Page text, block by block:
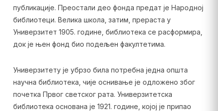
публикације. Преостали део фонда предат је Народној
библиотеци. Велика школа, затим, прераста у
Универзитет 1905. године, библиотека се расформира,
док је њен фонд био подељен факултетима.
Универзитету је убрзо била потребна једна општа
научна библиотека, чије оснивање је одложено због
почетка Првог светског рата. Универзитетска
библиотека основана је 1921. године, којој је припао